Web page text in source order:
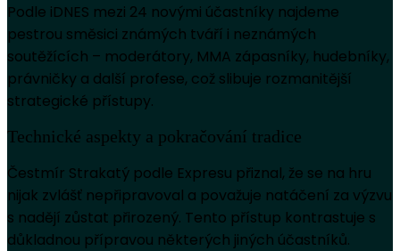
Podle iDNES mezi 24 novými účastníky najdeme
pestrou směsici známých tváří i neznámých
soutěžících – moderátory, MMA zápasníky, hudebníky,
právničky a další profese, což slibuje rozmanitější
strategické přístupy.
Technické aspekty a pokračování tradice
Čestmír Strakatý podle Expresu přiznal, že se na hru
nijak zvlášť nepřipravoval a považuje natáčení za výzvu
s nadějí zůstat přirozený. Tento přístup kontrastuje s
důkladnou přípravou některých jiných účastníků.